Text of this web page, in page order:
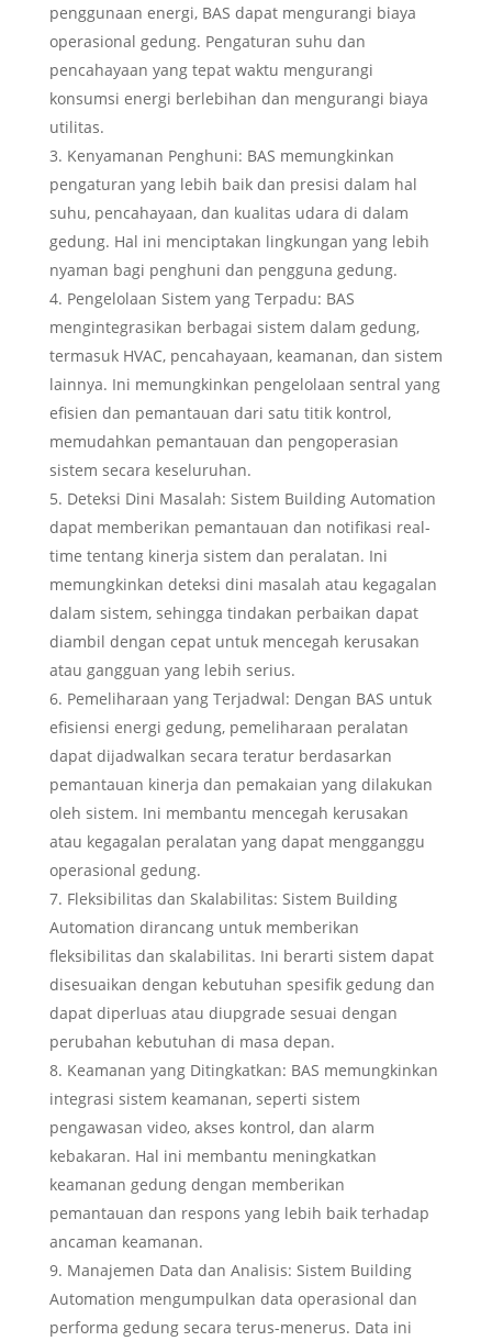
penggunaan energi, BAS dapat mengurangi biaya
operasional gedung. Pengaturan suhu dan
pencahayaan yang tepat waktu mengurangi
konsumsi energi berlebihan dan mengurangi biaya
utilitas.
Kenyamanan Penghuni: BAS memungkinkan
pengaturan yang lebih baik dan presisi dalam hal
suhu, pencahayaan, dan kualitas udara di dalam
gedung. Hal ini menciptakan lingkungan yang lebih
nyaman bagi penghuni dan pengguna gedung.
Pengelolaan Sistem yang Terpadu: BAS
mengintegrasikan berbagai sistem dalam gedung,
termasuk HVAC, pencahayaan, keamanan, dan sistem
lainnya. Ini memungkinkan pengelolaan sentral yang
efisien dan pemantauan dari satu titik kontrol,
memudahkan pemantauan dan pengoperasian
sistem secara keseluruhan.
Deteksi Dini Masalah: Sistem Building Automation
dapat memberikan pemantauan dan notifikasi real-
time tentang kinerja sistem dan peralatan. Ini
memungkinkan deteksi dini masalah atau kegagalan
dalam sistem, sehingga tindakan perbaikan dapat
diambil dengan cepat untuk mencegah kerusakan
atau gangguan yang lebih serius.
Pemeliharaan yang Terjadwal: Dengan BAS untuk
efisiensi energi gedung, pemeliharaan peralatan
dapat dijadwalkan secara teratur berdasarkan
pemantauan kinerja dan pemakaian yang dilakukan
oleh sistem. Ini membantu mencegah kerusakan
atau kegagalan peralatan yang dapat mengganggu
operasional gedung.
Fleksibilitas dan Skalabilitas: Sistem Building
Automation dirancang untuk memberikan
fleksibilitas dan skalabilitas. Ini berarti sistem dapat
disesuaikan dengan kebutuhan spesifik gedung dan
dapat diperluas atau diupgrade sesuai dengan
perubahan kebutuhan di masa depan.
Keamanan yang Ditingkatkan: BAS memungkinkan
integrasi sistem keamanan, seperti sistem
pengawasan video, akses kontrol, dan alarm
kebakaran. Hal ini membantu meningkatkan
keamanan gedung dengan memberikan
pemantauan dan respons yang lebih baik terhadap
ancaman keamanan.
Manajemen Data dan Analisis: Sistem Building
Automation mengumpulkan data operasional dan
performa gedung secara terus-menerus. Data ini